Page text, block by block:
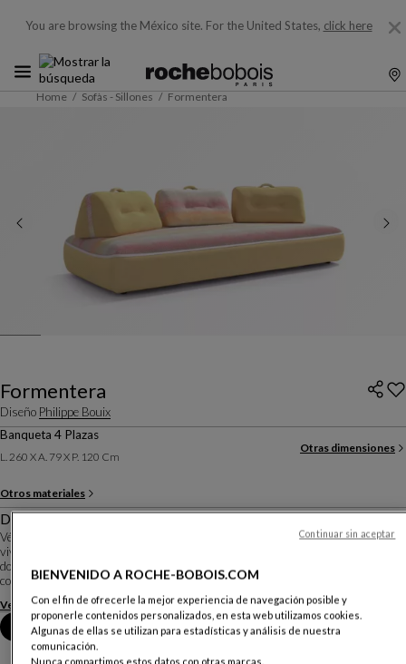
You are browsing the México site. For the United States, click here
Home Sofàs - Sillones Formentera
Formentera
Diseño Philippe Bouix
Banqueta 4 Plazas
L. 260 X A. 79 X P. 120 Cm
Otras dimensiones
Otros materiales
Descripción
Véritable invitation à la paresse, le modèle FORMENTERA réinvente l'art de
vivre en extérieur. Sur ses vastes banquettes, la liberté est totale : les
dossiers sont mobiles et les modules s'assemblent pour créer des
compositions sur-mesure, du canapé ...
Ver más Descargar la ficha técnica
Reserva una cita en tienda
BIENVENIDO A ROCHE-BOBOIS.COM
Con el fin de ofrecerle la mejor experiencia de navegación posible y
proponerle contenidos personalizados, en esta web utilizamos cookies.
Algunas de ellas se utilizan para estadísticas y análisis de nuestra
comunicación.
Nunca compartimos estos datos con otras marcas.
Continuar sin aceptar